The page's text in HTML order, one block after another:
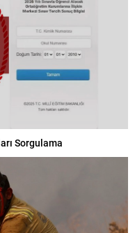
Sorgulama